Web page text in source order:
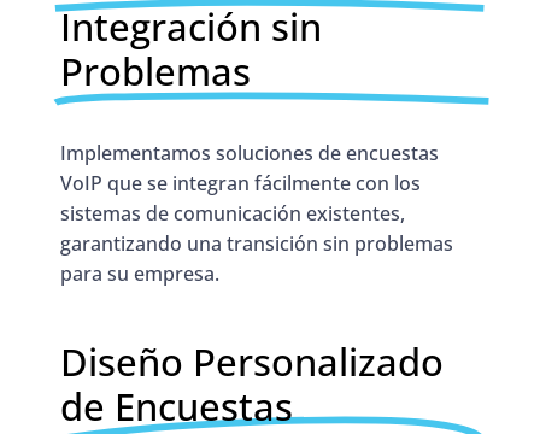
Integración sin
Problemas
Implementamos soluciones de encuestas
VoIP que se integran fácilmente con los
sistemas de comunicación existentes,
garantizando una transición sin problemas
para su empresa.
Diseño Personalizado
de Encuestas